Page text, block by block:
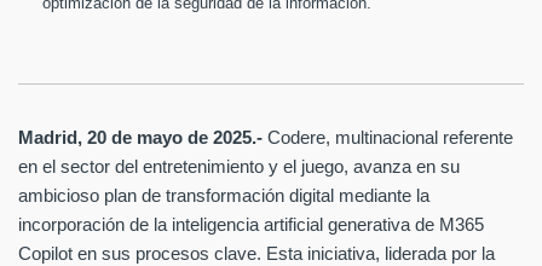
Madrid, 20 de mayo de 2025.- Codere, multinacional referente
en el sector del entretenimiento y el juego, avanza en su
ambicioso plan de transformación digital mediante la
incorporación de la inteligencia artificial generativa de M365
Copilot en sus procesos clave. Esta iniciativa, liderada por la